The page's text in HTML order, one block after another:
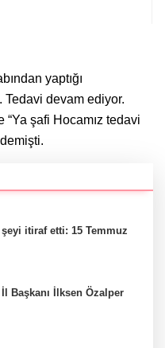
yaptığı
Tedavi devam ediyor.
şafi Hocamız tedavi
itiraf etti: 15 Temmuz
Başkanı İlksen Özalper